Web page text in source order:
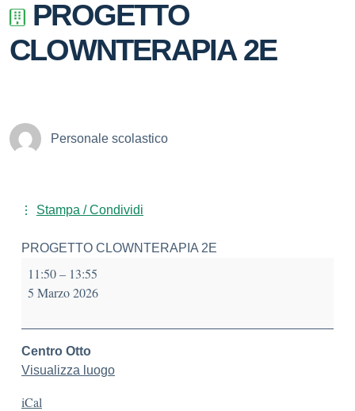
PROGETTO
CLOWNTERAPIA 2E
Personale scolastico
Stampa / Condividi
PROGETTO CLOWNTERAPIA 2E
11:50– 13:55
5 Marzo 2026
Centro Otto
Visualizza luogo
iCal